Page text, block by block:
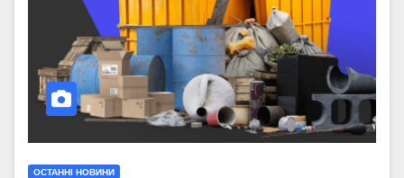
ОСТАННІ НОВИНИ